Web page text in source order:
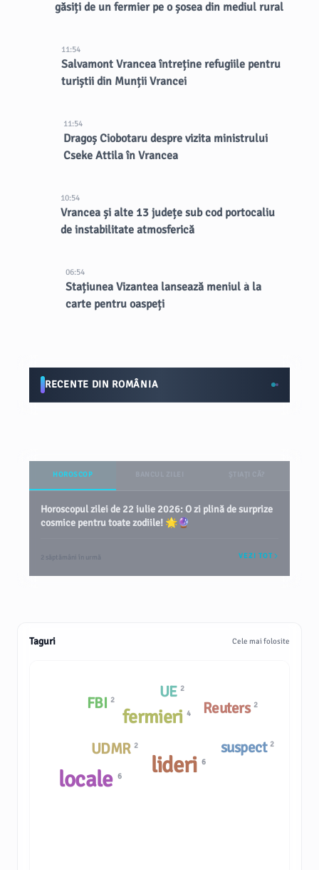
găsiți de un fermier pe o șosea din mediul rural
11:54
Salvamont Vrancea întreține refugiile pentru
turiștii din Munții Vrancei
11:54
Dragoș Ciobotaru despre vizita ministrului
Cseke Attila în Vrancea
10:54
Vrancea și alte 13 județe sub cod portocaliu
de instabilitate atmosferică
06:54
Stațiunea Vizantea lansează meniul à la
carte pentru oaspeți
RECENTE DIN ROMÂNIA
HOROSCOP
Horoscopul zilei de 22 iulie 2026: O zi plină de surprize
cosmice pentru toate zodiile! 🌟🔮
2 săptămâni în urmă VEZI TOT
Taguri Cele mai folosite
locale 6
fermieri4
UDMR 2 suspect 2
Reuters 2
FBI 2 UE 2
lideri 6